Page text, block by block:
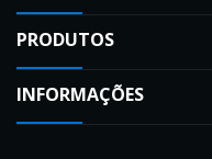
PRODUTOS
INFORMAÇÕES